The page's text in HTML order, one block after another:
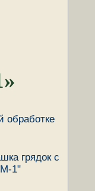
обработке
грядок с
1"